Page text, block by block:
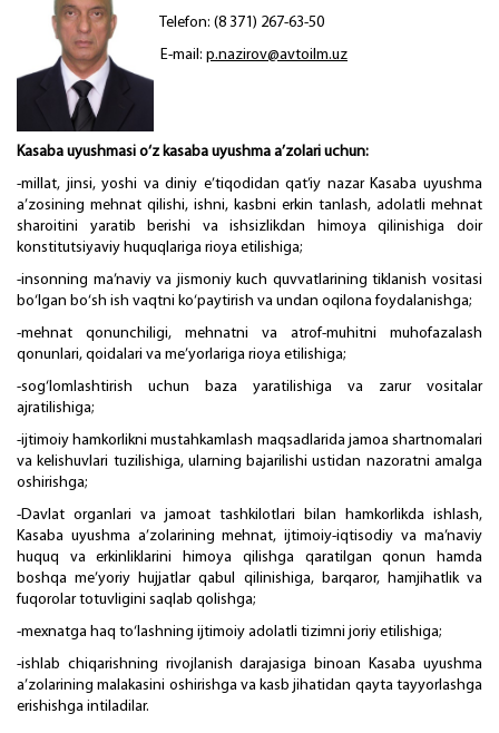
Telefon: (8 371) 267-63-50
E-mail: p.nazirov@avtoilm.uz
Kasaba uyushmasi o‘z kasaba uyushma a’zolari uchun:
-millat, jinsi, yoshi va diniy e’tiqodidan qat’iy nazar Kasaba uyushma
a’zosining mehnat qilishi, ishni, kasbni erkin tanlash, adolatli mehnat
sharoitini yaratib berishi va ishsizlikdan himoya qilinishiga doir
konstitutsiyaviy huquqlariga rioya etilishiga;
-insonning ma’naviy va jismoniy kuch quvvatlarining tiklanish vositasi
bo‘lgan bo‘sh ish vaqtni ko‘paytirish va undan oqilona foydalanishga;
-mehnat qonunchiligi, mehnatni va atrof-muhitni muhofazalash
qonunlari, qoidalari va me’yorlariga rioya etilishiga;
-sog‘lomlashtirish uchun baza yaratilishiga va zarur vositalar
ajratilishiga;
-ijtimoiy hamkorlikni mustahkamlash maqsadlarida jamoa shartnomalari
va kelishuvlari tuzilishiga, ularning bajarilishi ustidan nazoratni amalga
oshirishga;
-Davlat organlari va jamoat tashkilotlari bilan hamkorlikda ishlash,
Kasaba uyushma a’zolarining mehnat, ijtimoiy-iqtisodiy va ma’naviy
huquq va erkinliklarini himoya qilishga qaratilgan qonun hamda
boshqa me’yoriy hujjatlar qabul qilinishiga, barqaror, hamjihatlik va
fuqorolar totuvligini saqlab qolishga;
-mexnatga haq to‘lashning ijtimoiy adolatli tizimni joriy etilishiga;
-ishlab chiqarishning rivojlanish darajasiga binoan Kasaba uyushma
a’zolarining malakasini oshirishga va kasb jihatidan qayta tayyorlashga
erishishga intiladilar.